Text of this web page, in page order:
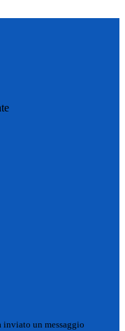
inviato un messaggio